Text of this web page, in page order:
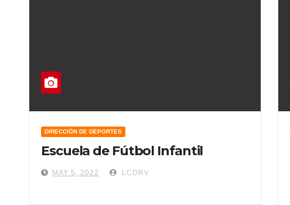
DIRECCIÓN DE DEPORTES
Escuela de Fútbol Infantil
MAY 5, 2022 LCDRV